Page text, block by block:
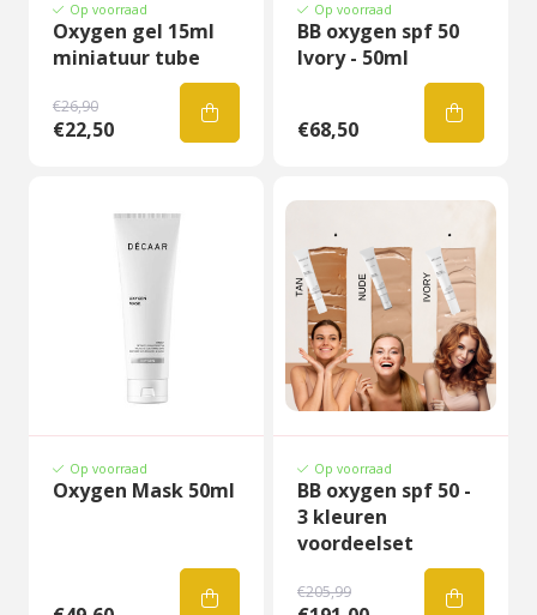
Op voorraad
Oxygen gel 15ml
miniatuur tube
€26,90
€22,50
Op voorraad
BB oxygen spf 50
Ivory - 50ml
€68,50
Op voorraad
Oxygen Mask 50ml
Op voorraad
BB oxygen spf 50 -
3 kleuren
voordeelset
€205,99